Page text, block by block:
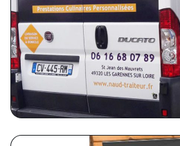
BENOÎT NAUD
Flocage sur